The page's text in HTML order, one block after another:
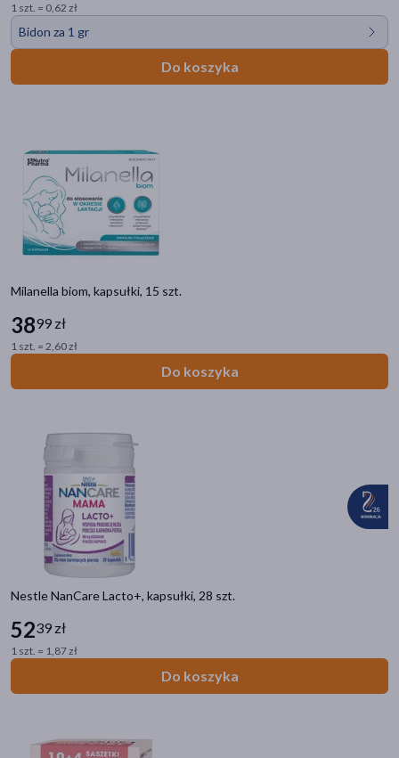
1 szt. = 0,62 zł
Bidon za 1 gr
Do koszyka
Milanella biom, kapsułki, 15 szt.
3899 zł
1 szt. = 2,60 zł
Do koszyka
Nestle NanCare Lacto+, kapsułki, 28 szt.
5239 zł
1 szt. = 1,87 zł
Do koszyka
AVENT
B.BOX(1)
BabyOno(14)
pokaż więcej
Płeć
dla dorosłych(116)
dla dzieci (32)
20+(29)
30+(29)
40+(29)
pokaż więcej
Typ produktu
Suplement diety(15)